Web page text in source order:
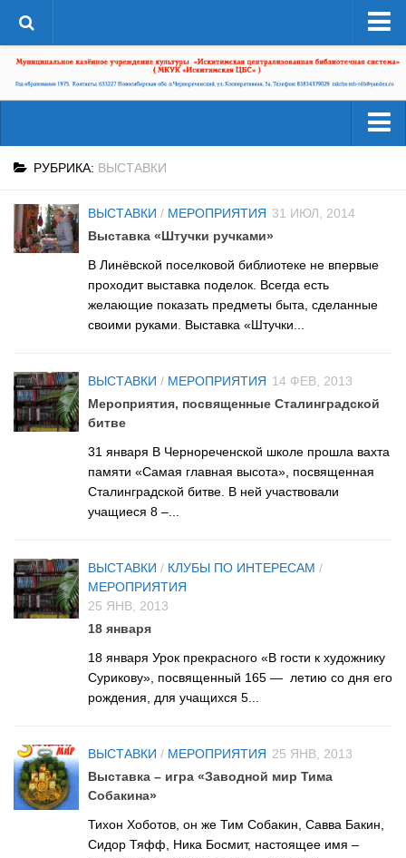
О системе
ЦБС в СМИ
ЦБС сегодня
Сельская библиотека п. Бердь №29
Бурмистровская сельская библиотека №6
Быстровская сельская библиотека №7
Верх-Коенская сельская библиотека №8
Горевская сельская библиотека №9
Е-Л
Евсинская сельская библиотека №12
Сельская библиотека д. Евсино №36
Елбашинская сельская библиотека №11
Завьяловская сельская библиотека №13
Сельская библиотека п. Керамкомбинат №28
Китернинская сельская библиотека №15
Легостаевская сельская библиотека №4
Читателям
Ресурсы
Деятельность
Наши успехи
Проекты
Независимая оценка качества
Нормативно — правовые акты
Результаты независимой оценки качества
Предложения об улучшении качества деятельности
Оnline опрос
Контакты
Карта сайта
РУБРИКА: ВЫСТАВКИ
ВЫСТАВКИ / МЕРОПРИЯТИЯ 31 ИЮЛ, 2014
Выставка «Штучки ручками»
В Линёвской поселковой библиотеке не впервые
проходит выставка поделок. Всегда есть
желающие показать предметы быта, сделанные
своими руками. Выставка «Штучки...
ВЫСТАВКИ / МЕРОПРИЯТИЯ 14 ФЕВ, 2013
Мероприятия, посвященные Сталинградской
битве
31 января В Чернореченской школе прошла вахта
памяти «Самая главная высота», посвященная
Сталинградской битве. В ней участвовали
учащиеся 8 –...
ВЫСТАВКИ / КЛУБЫ ПО ИНТЕРЕСАМ /
МЕРОПРИЯТИЯ
25 ЯНВ, 2013
18 января
18 января Урок прекрасного «В гости к художнику
Сурикову», посвященный 165 — летию со дня его
рождения, для учащихся 5...
ВЫСТАВКИ / МЕРОПРИЯТИЯ 25 ЯНВ, 2013
Выставка – игра «Заводной мир Тима
Собакина»
Тихон Хоботов, он же Тим Собакин, Савва Бакин,
Сидор Тяфф, Ника Босмит, настоящее имя –